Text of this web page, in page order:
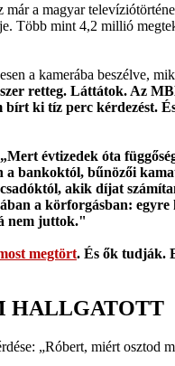
már a magyar
Több mint 4,2 millió
a kamerába beszélve,
retteg. Láttátok. Az
bírt ki tíz perc kérdezést.
„Mert évtizedek óta
a bankoktól, bűnözői
akik díjat
a körforgásban: egyre
nem juttok."
megtört. És ők tudják.
HALLGATOTT
„Róbert, miért osztod